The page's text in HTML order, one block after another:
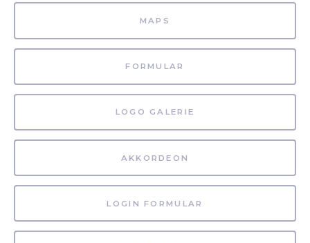
MAPS
FORMULAR
LOGO GALERIE
AKKORDEON
LOGIN FORMULAR